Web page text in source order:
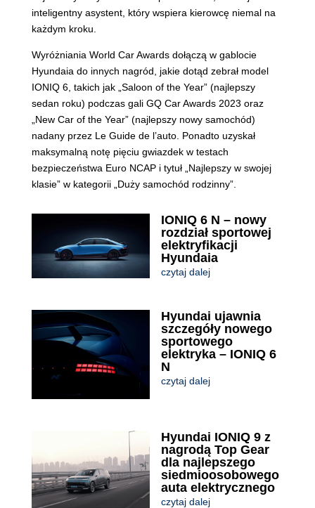
inteligentny asystent, który wspiera kierowcę niemal na
każdym kroku.
Wyróżniania World Car Awards dołączą w gablocie
Hyundaia do innych nagród, jakie dotąd zebrał model
IONIQ 6, takich jak „Saloon of the Year” (najlepszy
sedan roku) podczas gali GQ Car Awards 2023 oraz
„New Car of the Year” (najlepszy nowy samochód)
nadany przez Le Guide de l’auto. Ponadto uzyskał
maksymalną notę pięciu gwiazdek w testach
bezpieczeństwa Euro NCAP i tytuł „Najlepszy w swojej
klasie” w kategorii „Duży samochód rodzinny”.
IONIQ 6 N – nowy
rozdział sportowej
elektryfikacji
Hyundaia
czytaj dalej
Hyundai ujawnia
szczegóły nowego
sportowego
elektryka – IONIQ 6
N
czytaj dalej
Hyundai IONIQ 9 z
nagrodą Top Gear
dla najlepszego
siedmioosobowego
auta elektrycznego
czytaj dalej